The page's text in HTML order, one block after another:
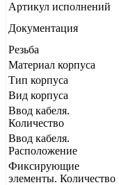
Артикул исполнений
Документация
Резьба
Материал корпуса
Тип корпуса
Вид корпуса
Ввод кабеля.
Количество
Ввод кабеля.
Расположение
Фиксирующие
элементы. Количество